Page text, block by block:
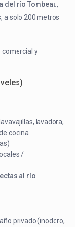
del río Tombeau,
a solo 200 metros
comercial y
lavadora,
cocina
/
al río
privado (inodoro,